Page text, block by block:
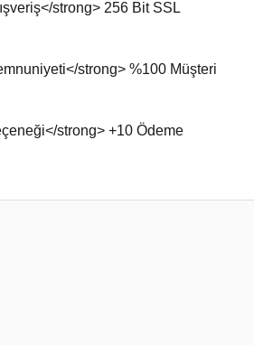
bozuk veya görüntülenemiyor.
eksik bilgiler bulunuyor.
daha pahalı.